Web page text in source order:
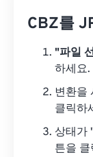
CBZ를
"파일
하세요.
변환을
클릭하
상태가
튼을